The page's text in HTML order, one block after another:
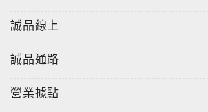
誠品線上
誠品通路
營業據點